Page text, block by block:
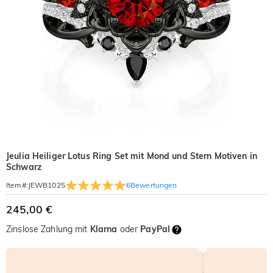
Jeulia Heiliger Lotus Ring Set mit Mond und Stern Motiven in
Schwarz
Item#: JEWB1025 6Bewertungen
245,00 €
Zinslose Zahlung mit Klarna oder PayPal